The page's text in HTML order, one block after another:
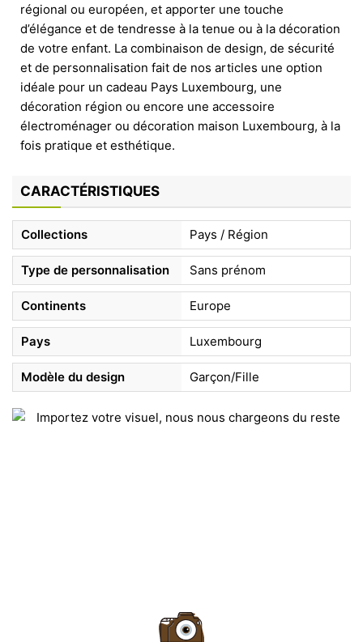
régional ou européen, et apporter une touche
d’élégance et de tendresse à la tenue ou à la décoration
de votre enfant. La combinaison de design, de sécurité
et de personnalisation fait de nos articles une option
idéale pour un cadeau Pays Luxembourg, une
décoration région ou encore une accessoire
électroménager ou décoration maison Luxembourg, à la
fois pratique et esthétique.
CARACTÉRISTIQUES
Collections Pays / Région
Type de personnalisation Sans prénom
Continents Europe
Pays Luxembourg
Modèle du design Garçon/Fille